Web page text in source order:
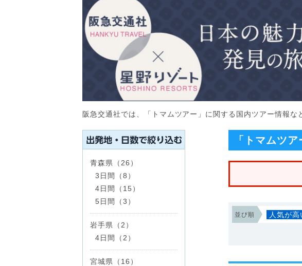
阪急交通社では、「トマムツアー」に関する国内ツアー情報な
「トマムツ
並び順 人気が高
青森県（26）
3日間（8）
4日間（15）
5日間（3）
岩手県（2）
4日間（2）
宮城県（16）